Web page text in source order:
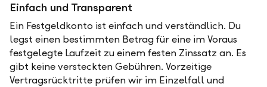
Einfach und Transparent
Ein Festgeldkonto ist einfach und verständlich. Du
legst einen bestimmten Betrag für eine im Voraus
festgelegte Laufzeit zu einem festen Zinssatz an. Es
gibt keine versteckten Gebühren. Vorzeitige
Vertragsrücktritte prüfen wir im Einzelfall und